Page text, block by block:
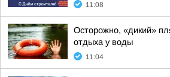
11:08
Осторожно, «дикий»
отдыха у воды
11:04